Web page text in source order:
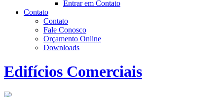
Entrar em Contato
Contato
Contato
Fale Conosco
Orçamento Online
Downloads
Edifícios Comerciais